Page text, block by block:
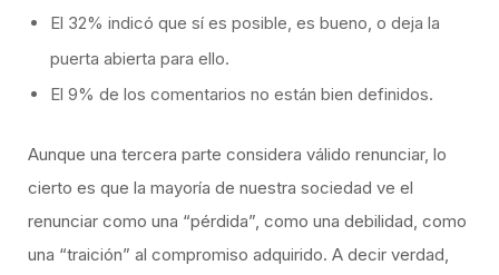
El 32% indicó que sí es posible, es bueno, o deja la
puerta abierta para ello.
El 9% de los comentarios no están bien definidos.
Aunque una tercera parte considera válido renunciar, lo
cierto es que la mayoría de nuestra sociedad ve el
renunciar como una “pérdida”, como una debilidad, como
una “traición” al compromiso adquirido. A decir verdad,